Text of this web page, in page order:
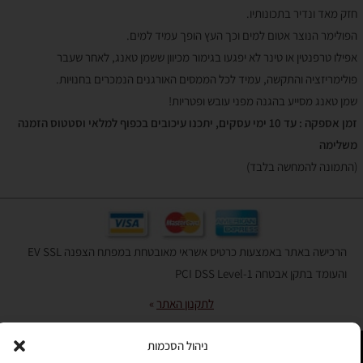
ניהול הסכמות
חזק מאד ונדיר בתכונותיו.
הפולימר הנוצר אטום למים וכך העץ הופך עמיד למים.
אפילו טרפנטין או טינר לא יפגעו בגימור מכיוון ששמן טאנג, לאחר שעבר
פולימריזציה והתקשה, עמיד לכל הממסים האורגנים הנמכרים בחנויות.
שמן טאנג מסייע בהגנה מפני עובש ופטריות!
זמן אספקה : עד 10 ימי עסקים, יתכנו עיכובים בכפוף למלאי וסטטוס הזמנה
משלימה
(התמונה להמחשה בלבד)
הרכישה באתר באמצעות כרטיס אשראי מאובטחת במפתח הצפנה EV SSL
והעומד בתקן אבטחה PCI DSS Level-1
לתקנון האתר»